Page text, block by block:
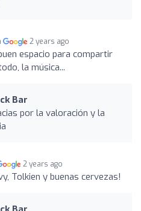
2 years ago
espacio para compartir
la música...
Bar
por la valoración y la
2 years ago
Tolkien y buenas cervezas!